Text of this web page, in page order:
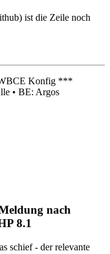
ist die Zeile noch
Konfig ***
• BE: Argos
nach
8.1
schief - der relevante